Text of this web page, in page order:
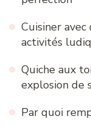
Cuisiner
activités
Quiche aux
explosion de
Par quoi